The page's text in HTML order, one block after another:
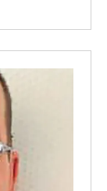
ihm